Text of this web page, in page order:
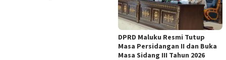
DPRD Maluku Resmi Tutup
Masa Persidangan II dan Buka
Masa Sidang III Tahun 2026